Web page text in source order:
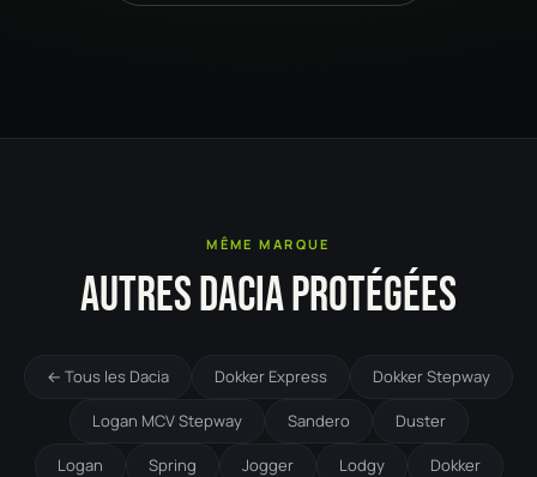
MÊME MARQUE
AUTRES DACIA PROTÉGÉES
← Tous les Dacia Dokker Express Dokker Stepway
Logan MCV Stepway Sandero Duster
Logan Spring Jogger Lodgy Dokker